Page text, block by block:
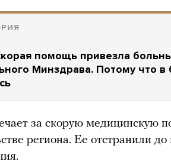
помощь привезла
Минздрава. Потому что в
за скорую медицинскую
региона. Ее отстранили